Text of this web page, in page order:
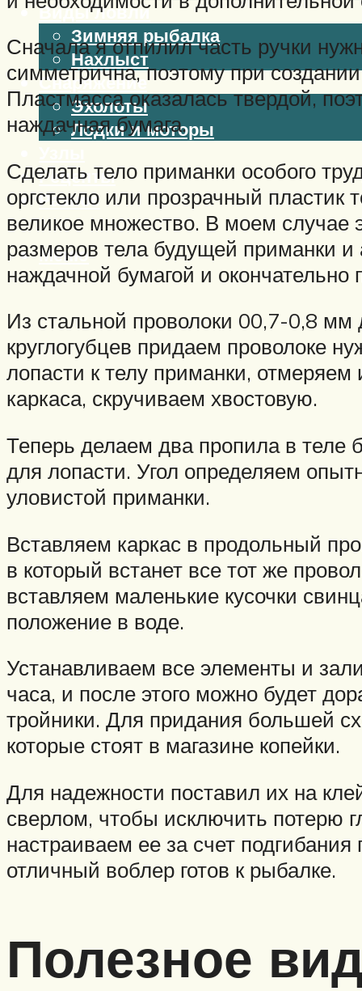
Виды ловли
Зимняя рыбалка
Нахлыст
Снаряжение
Эхолоты
Лодки и моторы
Рецепты
Разное
Меню
Сначала я отпилил часть ручки
симметрична, поэтому при
Пластмасса оказалась твердой,
наждачная бумага.
Сделать тело приманки особого
оргстекло или прозрачный
великое множество. В моем случае
размеров тела будущей приманки
наждачной бумагой и окончательно
Из стальной проволоки 00,7-0,8
круглогубцев придаем проволоке
лопасти к телу приманки,
каркаса, скручиваем хвостовую.
Теперь делаем два пропила в теле
для лопасти. Угол определяем
уловистой приманки.
Вставляем каркас в продольный
в который встанет все тот же
вставляем маленькие кусочки
положение в воде.
Устанавливаем все элементы и
часа, и после этого можно будет
тройники. Для придания большей
которые стоят в магазине копейки.
Для надежности поставил их на
сверлом, чтобы исключить потерю
настраиваем ее за счет
отличный воблер готов к рыбалке.
Полезное